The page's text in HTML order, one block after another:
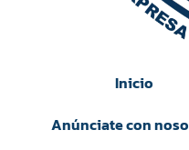
Inicio
Anúnciate con